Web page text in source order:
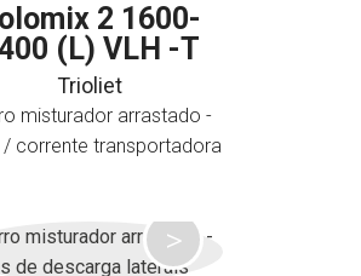
2 1600-
(L) VLH -T
Trioliet
misturador arrastado -
/ corrente transportadora